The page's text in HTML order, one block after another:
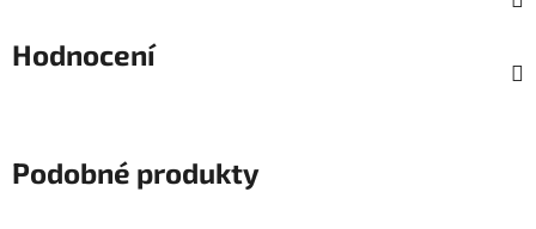
Hodnocení
Podobné produkty